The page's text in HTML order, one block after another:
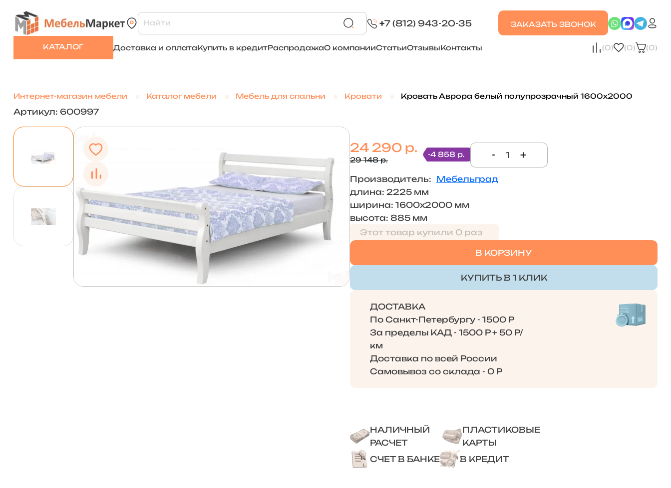
+7 (812) 943-20-35 ЗАКАЗАТЬ ЗВОНОК
КАТАЛОГ Доставка и оплатаКупить в кредитРаспродажаО компанииСтатьиОтзывыКонтакты (0) (0) (0)
Интернет-магазин мебели Каталог мебели Мебель для спальни Кровати Кровать Аврора белый полупрозрачный 1600х2000
Артикул: 600997
24 290 р.
29 148 р.
-4 858 р. - +
Производитель: Мебельград
длина: 2225 мм
ширина: 1600х2000 мм
высота: 885 мм
Этот товар купили 0 раз
В КОРЗИНУ
КУПИТЬ В 1 КЛИК
ДОСТАВКА
По Санкт-Петербургу - 1500 Р
За пределы КАД - 1500 Р + 50 Р/
км
Доставка по всей России
Самовывоз со склада - 0 Р
НАЛИЧНЫЙ
РАСЧЕТ
ПЛАСТИКОВЫЕ
КАРТЫ
СЧЕТ В БАНКЕ
В КРЕДИТ